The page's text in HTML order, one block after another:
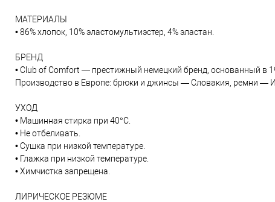
МАТЕРИАЛЫ
• 86% хлопок, 10% эластомультиэстер, 4% эластан.
БРЕНД
• Club of Comfort — престижный немецкий бренд, основанный в
Производство в Европе: брюки и джинсы — Словакия, ремни —
УХОД
• Машинная стирка при 40°C.
• Не отбеливать.
• Сушка при низкой температуре.
• Глажка при низкой температуре.
• Химчистка запрещена.
ЛИРИЧЕСКОЕ РЕЗЮМЕ